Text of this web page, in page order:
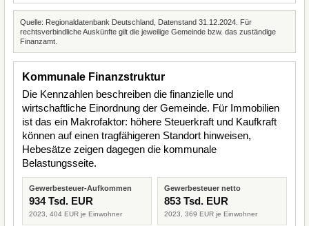
Quelle: Regionaldatenbank Deutschland, Datenstand 31.12.2024. Für
rechtsverbindliche Auskünfte gilt die jeweilige Gemeinde bzw. das zuständige
Finanzamt.
Kommunale Finanzstruktur
Die Kennzahlen beschreiben die finanzielle und
wirtschaftliche Einordnung der Gemeinde. Für Immobilien
ist das ein Makrofaktor: höhere Steuerkraft und Kaufkraft
können auf einen tragfähigeren Standort hinweisen,
Hebesätze zeigen dagegen die kommunale
Belastungsseite.
Gewerbesteuer-Aufkommen
934 Tsd. EUR
2023, 404 EUR je Einwohner
Gewerbesteuer netto
853 Tsd. EUR
2023, 369 EUR je Einwohner